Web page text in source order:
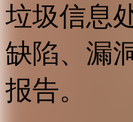
垃圾信息
缺陷、漏
报告。